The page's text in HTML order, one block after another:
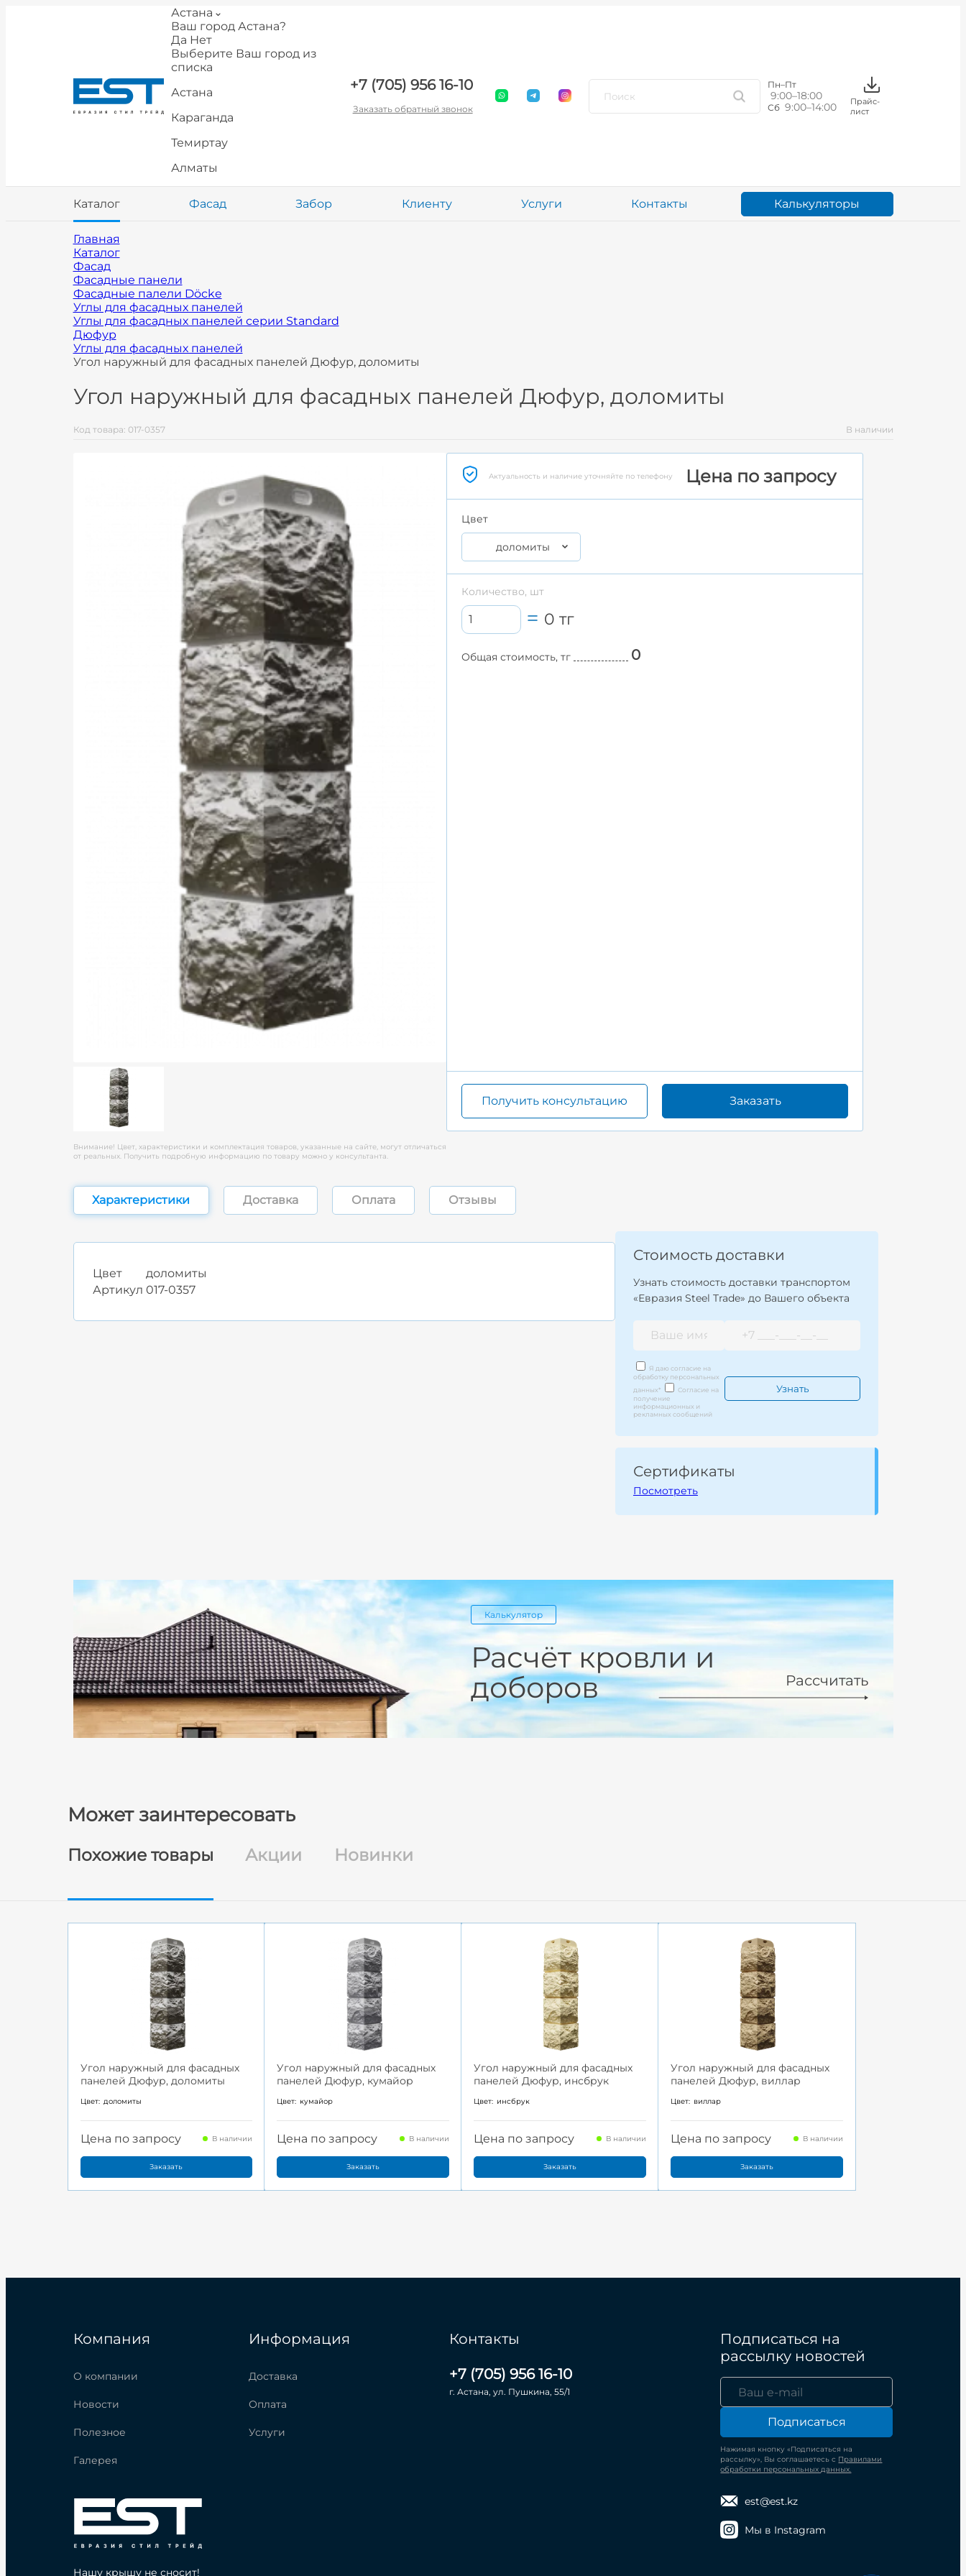
Астана
Ваш город Астана?
Да Нет
Выберите Ваш город из
списка
Астана
Караганда
Темиртау
Алматы
+7 (705) 956 16-10
Заказать обратный звонок
Пн–Пт
9:00–18:00
Сб 9:00–14:00
Прайс-
лист
Каталог Фасад Забор Клиенту Услуги Контакты Калькуляторы
Главная
Каталог
Фасад
Фасадные панели
Фасадные палели Döcke
Углы для фасадных панелей
Углы для фасадных панелей серии Standard
Дюфур
Углы для фасадных панелей
Угол наружный для фасадных панелей Дюфур, доломиты
Угол наружный для фасадных панелей Дюфур, доломиты
Код товара: 017-0357 В наличии
Внимание! Цвет, характеристики и комплектация товаров, указанные на сайте, могут отличаться
от реальных. Получить подробную информацию по товару можно у консультанта.
Актуальность и наличие уточняйте по телефону Цена по запросу
Цвет
доломиты
Количество, шт
0 тг
Общая стоимость, тг 0
Получить консультацию Заказать
Характеристики Доставка Оплата Отзывы
Цвет
доломиты
Артикул 017-0357
Стоимость доставки
Узнать стоимость доставки транспортом
«Евразия Steel Trade» до Вашего объекта
Я даю согласие на
обработку персональных
данных*
Согласие на
получение
информационных и
рекламных сообщений
Сертификаты
Посмотреть
Калькулятор
Расчёт кровли и
доборов
Рассчитать
Может заинтересовать
Похожие товары Акции Новинки
Угол наружный для фасадных
панелей Дюфур, доломиты
Цвет: доломиты
Цена по запросу В наличии
Заказать
Угол наружный для фасадных
панелей Дюфур, кумайор
Цвет: кумайор
Цена по запросу В наличии
Заказать
Угол наружный для фасадных
панелей Дюфур, инсбрук
Цвет: инсбрук
Цена по запросу В наличии
Заказать
Угол наружный для фасадных
панелей Дюфур, виллар
Цвет: виллар
Цена по запросу В наличии
Заказать
Компания
О компании
Новости
Полезное
Галерея
Информация
Доставка
Оплата
Услуги
Контакты
+7 (705) 956 16-10
г. Астана, ул. Пушкина, 55/1
Подписаться на
рассылку новостей
Подписаться
Нажимая кнопку «Подписаться на
рассылку», Вы соглашаетесь с Правилами
обработки персональных данных.
est@est.kz
Мы в Instagram
Нашу крышу не сносит!